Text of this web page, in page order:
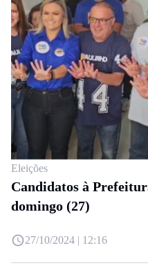
Eleições
Candidatos à
domingo (27)
27/10/2024 | 12:16